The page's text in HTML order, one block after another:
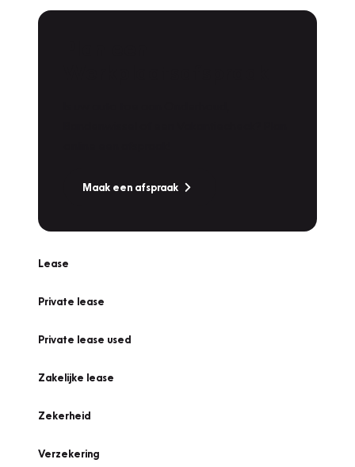
Maak een afspraak
Lease
Private lease
Private lease used
Zakelijke lease
Zekerheid
Verzekering